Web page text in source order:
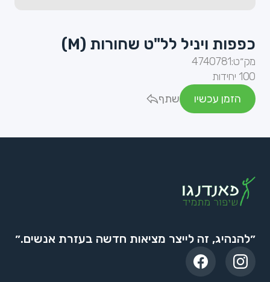
כפפות ויניל לל"ט שחורות (M)
מק״ט:4740781
100 יחידות
הזמן עכשיו
שתף
״להנהיג, זה לייצר מציאות חדשה בעזרת אנשים.״